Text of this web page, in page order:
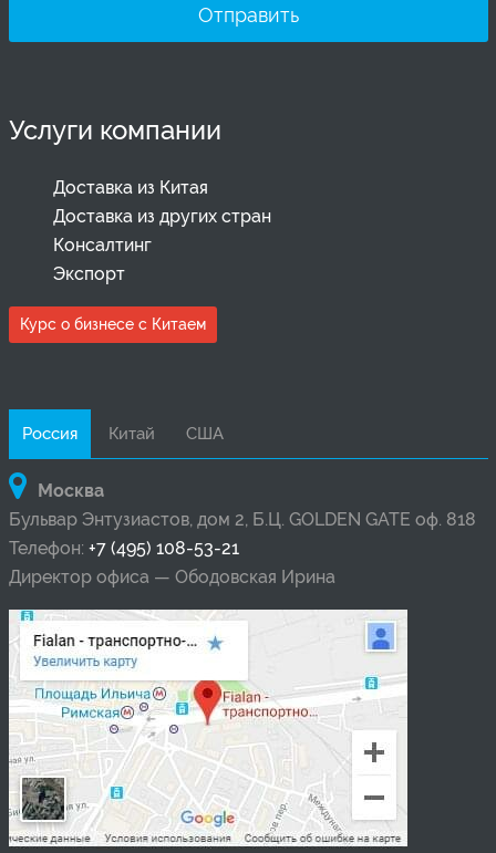
Услуги компании
Доставка из Китая
Доставка из других стран
Консалтинг
Экспорт
Курс о бизнесе с Китаем
Россия Китай США
Москва
Бульвар Энтузиастов, дом 2, Б.Ц. GOLDEN GATE оф. 818
Телефон: +7 (495) 108-53-21
Директор офиса — Ободовская Ирина